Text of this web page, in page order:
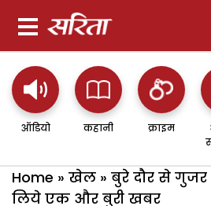
ऑडियो कहानी क्राइम
Home » खेल » बुरे दौर से गुजर
लिये एक और बुरी खबर